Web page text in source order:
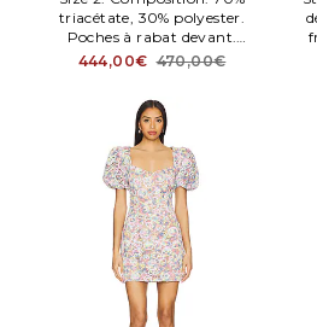
triacétate, 30% polyester.
Poches à rabat devant.
Midweight crepe fabric. THEO
444,00€ 470,00€